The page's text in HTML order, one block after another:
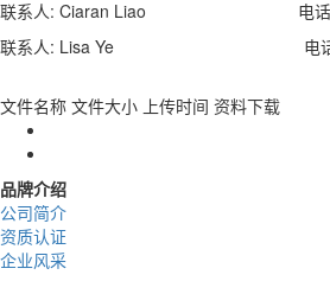
联系人: Ciaran Liao 电话：
联系人: Lisa Ye 电话: +86-
文件名称 文件大小 上传时间 资料下载
品牌介绍
公司简介
资质认证
企业风采